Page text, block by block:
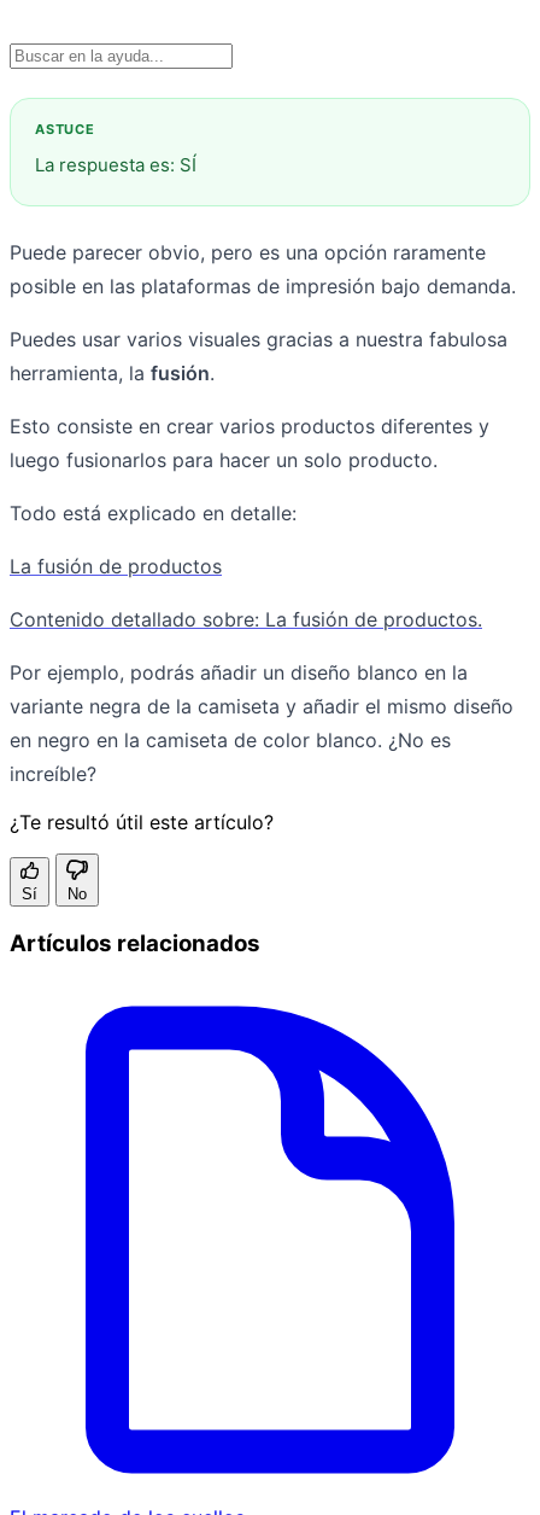
La respuesta es: SÍ
Puede parecer obvio, pero es una opción raramente
posible en las plataformas de impresión bajo demanda.
Puedes usar varios visuales gracias a nuestra fabulosa
herramienta, la fusión.
Esto consiste en crear varios productos diferentes y
luego fusionarlos para hacer un solo producto.
Todo está explicado en detalle:
La fusión de productos
Contenido detallado sobre: La fusión de productos.
Por ejemplo, podrás añadir un diseño blanco en la
variante negra de la camiseta y añadir el mismo diseño
en negro en la camiseta de color blanco. ¿No es
increíble?
¿Te resultó útil este artículo?
Sí No
Artículos relacionados